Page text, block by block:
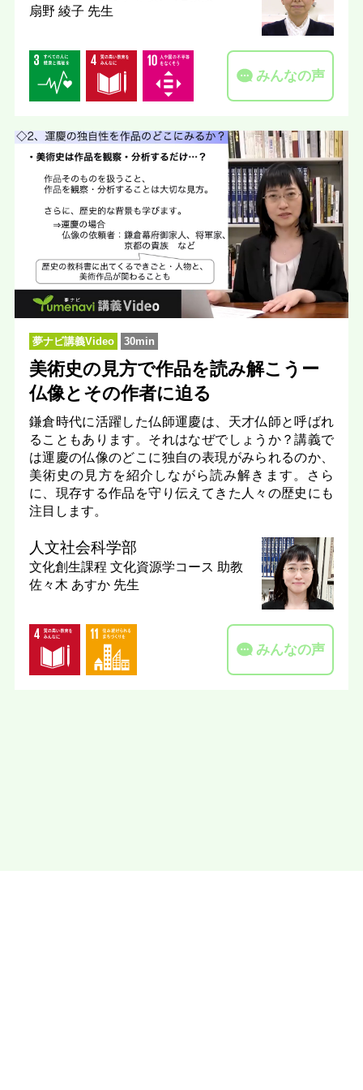
扇野 綾子 先生
みんなの声
夢ナビ講義Video 30min
美術史の見方で作品を読み解こうー
仏像とその作者に迫る
鎌倉時代に活躍した仏師運慶は、天才仏師と呼ばれ
ることもあります。それはなぜでしょうか？講義で
は運慶の仏像のどこに独自の表現がみられるのか、
美術史の見方を紹介しながら読み解きます。さら
に、現存する作品を守り伝えてきた人々の歴史にも
注目します。
人文社会科学部
文化創生課程 文化資源学コース 助教
佐々木 あすか 先生
みんなの声